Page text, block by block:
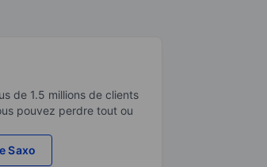
de 1.5 millions de clients
pouvez perdre tout ou
Saxo